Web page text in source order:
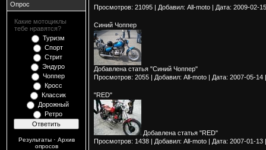
Опрос
Какие мотоциклы
тебе нравятся?
Туризм
Спорт
Стрит
Эндуро
Чоппер
Кросс
Классик
Дорожный
Ретро
Результаты· Архив
опросов
Просмотров: 21095 | Добавил: All-moto | Дата: 2009-02-15
Синий Чоппер
Добавлена статья "Синий Чоппер"
Просмотров: 2055 | Добавил: All-moto | Дата: 2007-05-14
"RED"
Добавлена статья "RED"
Просмотров: 1438 | Добавил: All-moto | Дата: 2007-01-13